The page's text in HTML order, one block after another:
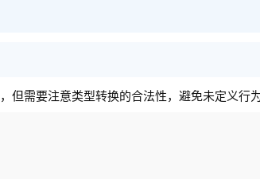
需要注意类型转换的合法性，避免未定义行为